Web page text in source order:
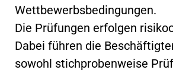
Wettbewerbsbedingungen.
Die Prüfungen erfolgen
Dabei führen die
sowohl stichprobenweise